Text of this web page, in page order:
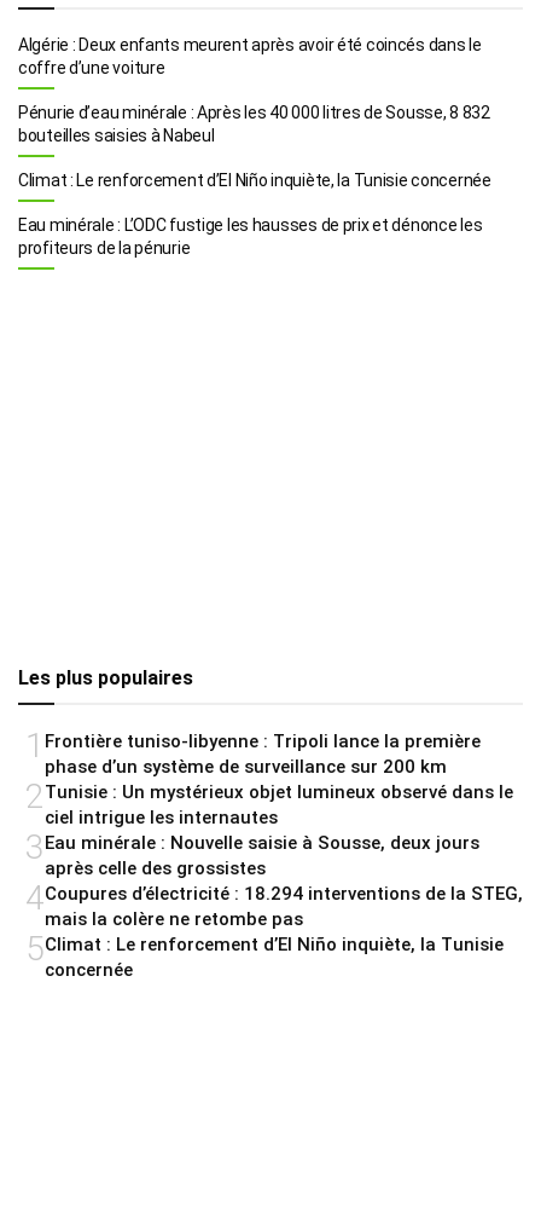
Algérie : Deux enfants meurent après avoir été coincés dans le
coffre d’une voiture
Pénurie d’eau minérale : Après les 40 000 litres de Sousse, 8 832
bouteilles saisies à Nabeul
Climat : Le renforcement d’El Niño inquiète, la Tunisie concernée
Eau minérale : L’ODC fustige les hausses de prix et dénonce les
profiteurs de la pénurie
Les plus populaires
1 Frontière tuniso-libyenne : Tripoli lance la première
phase d’un système de surveillance sur 200 km
2Tunisie : Un mystérieux objet lumineux observé dans le
ciel intrigue les internautes
3Eau minérale : Nouvelle saisie à Sousse, deux jours
après celle des grossistes
4Coupures d’électricité : 18.294 interventions de la STEG,
mais la colère ne retombe pas
5Climat : Le renforcement d’El Niño inquiète, la Tunisie
concernée